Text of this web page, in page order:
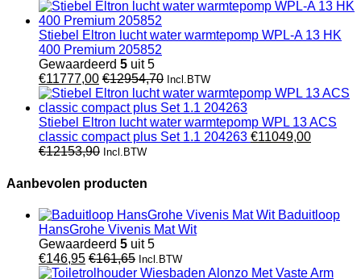
Stiebel Eltron lucht water warmtepomp WPL-A 13 HK
400 Premium 205852
Gewaardeerd 5 uit 5
€11777,00 €12954,70 Incl.BTW
Stiebel Eltron lucht water warmtepomp WPL 13 ACS
classic compact plus Set 1.1 204263 €11049,00
€12153,90 Incl.BTW
Aanbevolen producten
Baduitloop
HansGrohe Vivenis Mat Wit
Gewaardeerd 5 uit 5
€146,95 €161,65 Incl.BTW